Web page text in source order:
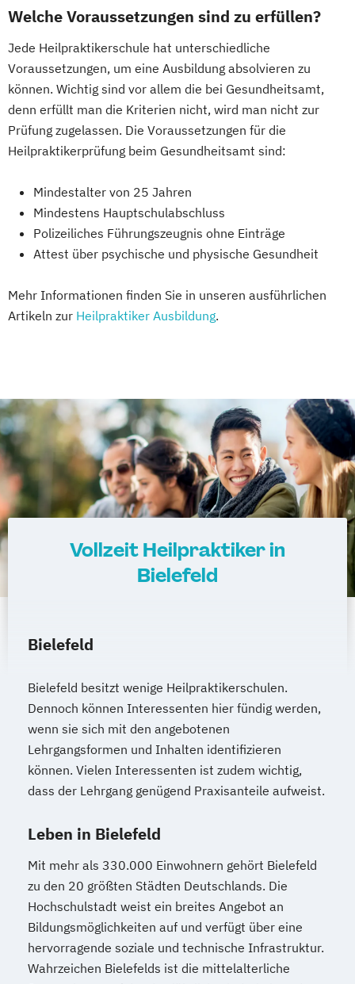
Welche Voraussetzungen sind zu erfüllen?
Jede Heilpraktikerschule hat unterschiedliche
Voraussetzungen, um eine Ausbildung absolvieren zu
können. Wichtig sind vor allem die bei Gesundheitsamt,
denn erfüllt man die Kriterien nicht, wird man nicht zur
Prüfung zugelassen. Die Voraussetzungen für die
Heilpraktikerprüfung beim Gesundheitsamt sind:
Mindestalter von 25 Jahren
Mindestens Hauptschulabschluss
Polizeiliches Führungszeugnis ohne Einträge
Attest über psychische und physische Gesundheit
Mehr Informationen finden Sie in unseren ausführlichen
Artikeln zur Heilpraktiker Ausbildung.
Vollzeit Heilpraktiker in
Bielefeld
Bielefeld
Bielefeld besitzt wenige Heilpraktikerschulen.
Dennoch können Interessenten hier fündig werden,
wenn sie sich mit den angebotenen
Lehrgangsformen und Inhalten identifizieren
können. Vielen Interessenten ist zudem wichtig,
dass der Lehrgang genügend Praxisanteile aufweist.
Leben in Bielefeld
Mit mehr als 330.000 Einwohnern gehört Bielefeld
zu den 20 größten Städten Deutschlands. Die
Hochschulstadt weist ein breites Angebot an
Bildungsmöglichkeiten auf und verfügt über eine
hervorragende soziale und technische Infrastruktur.
Wahrzeichen Bielefelds ist die mittelalterliche